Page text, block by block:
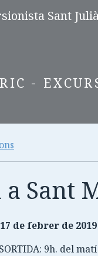
Sant
-
Sant
de febrer de 2019
9h. del